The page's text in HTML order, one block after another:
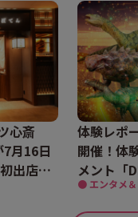
心斎
月16日
出店を
体験レポ
開催！体
メント「
ァリ）
界を体験
● エンタメ